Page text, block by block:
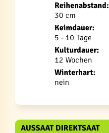
Reihenabstand:
30 cm
Keimdauer:
5 - 10 Tage
Kulturdauer:
12 Wochen
Winterhart:
nein
AUSSAAT DIREKTSAAT